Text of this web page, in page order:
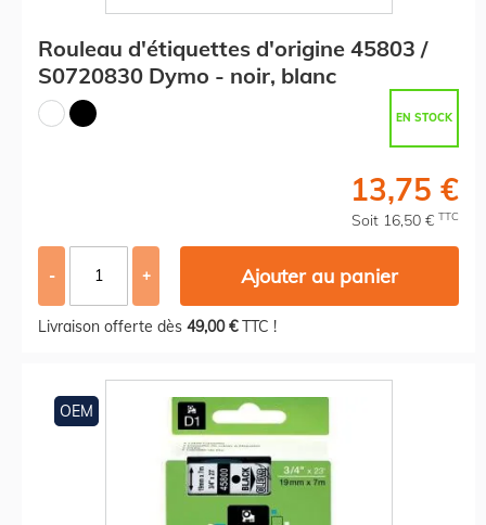
Rouleau d'étiquettes d'origine 45803 /
S0720830 Dymo - noir, blanc
EN STOCK
13,75 €
Soit 16,50 € TTC
- + Ajouter au panier
Livraison offerte dès 49,00 €TTC !
OEM